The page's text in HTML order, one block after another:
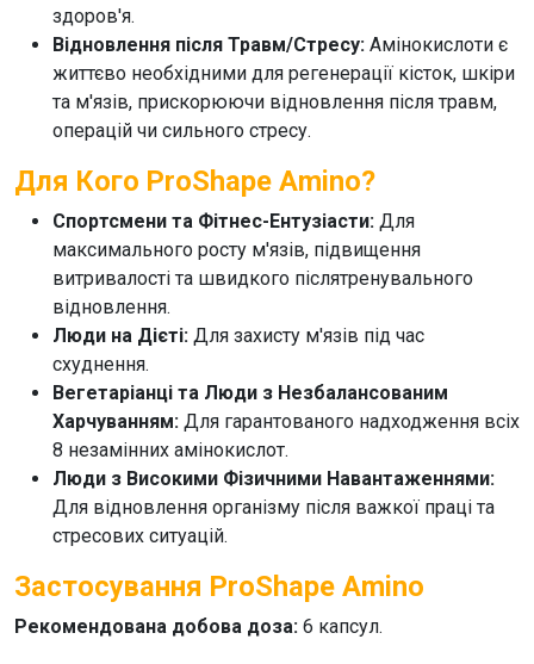
здоров'я.
Відновлення після Травм/Стресу: Амінокислоти є
життєво необхідними для регенерації кісток, шкіри
та м'язів, прискорюючи відновлення після травм,
операцій чи сильного стресу.
Для Кого ProShape Amino?
Спортсмени та Фітнес-Ентузіасти: Для
максимального росту м'язів, підвищення
витривалості та швидкого післятренувального
відновлення.
Люди на Дієті: Для захисту м'язів під час
схуднення.
Вегетаріанці та Люди з Незбалансованим
Харчуванням: Для гарантованого надходження всіх
8 незамінних амінокислот.
Люди з Високими Фізичними Навантаженнями:
Для відновлення організму після важкої праці та
стресових ситуацій.
Застосування ProShape Amino
Рекомендована добова доза: 6 капсул.